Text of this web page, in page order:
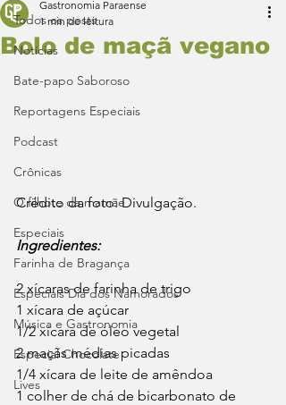
Todos os posts
Notícias
Bate-papo Saboroso
Reportagens Especiais
Podcast
Crônicas
O filhote da mamãe
Especiais
Farinha de Bragança
Especiais Dia dos Namorados
Música e Gastronomia
Especial Chocolate
Lives
Bolo de maçã vegano
Gastronomia Paraense
1 min de leitura
Crédito da foto: Divulgação.
Ingredientes:
2 xícaras de farinha de trigo
1 xícara de açúcar
1/2 xícara de óleo vegetal
2 maçãs médias picadas
1/4 xícara de leite de amêndoa
1 colher de chá de bicarbonato de